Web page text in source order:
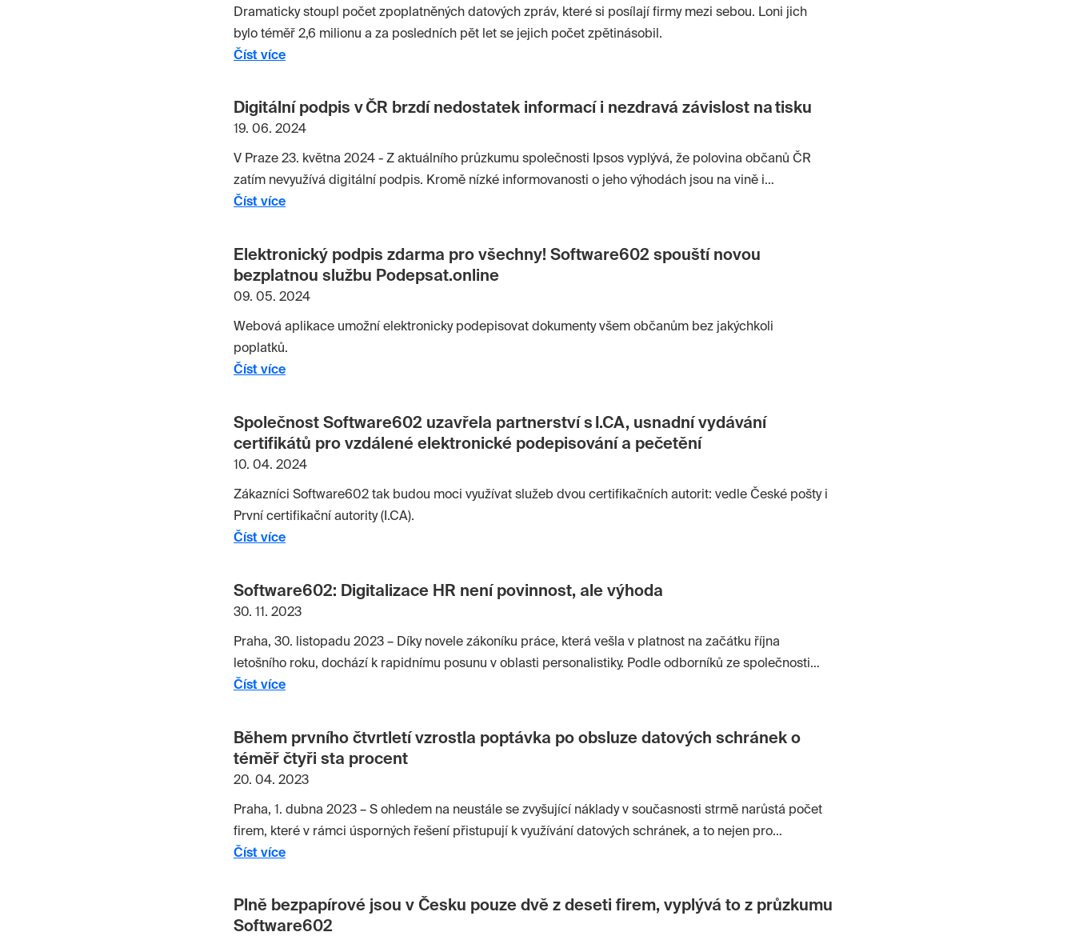
Dramaticky stoupl počet zpoplatněných datových zpráv, které si posílají firmy mezi sebou. Loni jich
bylo téměř 2,6 milionu a za posledních pět let se jejich počet zpětinásobil.
Číst více
Digitální podpis v ČR brzdí nedostatek informací i nezdravá závislost na tisku
19. 06. 2024
V Praze 23. května 2024 - Z aktuálního průzkumu společnosti Ipsos vyplývá, že polovina občanů ČR
zatím nevyužívá digitální podpis. Kromě nízké informovanosti o jeho výhodách jsou na vině i
zakořeněné tradice. Tisku dokumentů, které podpis vyžadují, dává stále přednost bezmála 70 %
jsou jedněmi z důvodů pro spuštění projektu Podepsat.Online. Ten nabízí digitální podpis včetně
klíčových informací a praktických rad zcela zdarma.
Číst více
Elektronický podpis zdarma pro všechny! Software602 spouští novou
bezplatnou službu Podepsat.online
09. 05. 2024
Webová aplikace umožní elektronicky podepisovat dokumenty všem občanům bez jakýchkoli
poplatků.
Číst více
Společnost Software602 uzavřela partnerství s I.CA, usnadní vydávání
certifikátů pro vzdálené elektronické podepisování a pečetění
10. 04. 2024
Zákazníci Software602 tak budou moci využívat služeb dvou certifikačních autorit: vedle České pošty i
První certifikační autority (I.CA).
Číst více
Software602: Digitalizace HR není povinnost, ale výhoda
30. 11. 2023
Praha, 30. listopadu 2023 – Díky novele zákoníku práce, která vešla v platnost na začátku října
letošního roku, dochází k rapidnímu posunu v oblasti personalistiky. Podle odborníků ze společnosti
Software602, která se zaměřuje na digitalizaci dokumentů, přinese tato změna firmám především
mezi zaměstnavatelem a zaměstnancem, včetně pracovních smluv. „Zrychlí se a zjednoduší interní
procesy, zaměstnancům odpadne řada rutinních činností a budou mít více času na jinou,
produktivnější činnost. Firmy tak z dlouhodobého hlediska ušetří i značnou část finančních nákladů,“
Číst více
Během prvního čtvrtletí vzrostla poptávka po obsluze datových schránek o
téměř čtyři sta procent
20. 04. 2023
Praha, 1. dubna 2023 – S ohledem na neustále se zvyšující náklady v současnosti strmě narůstá počet
firem, které v rámci úsporných řešení přistupují k využívání datových schránek, a to nejen pro
komunikaci se státem, ale také pro komunikaci na komerčním trhu. S tím jim pomáhá řada aplikací,
náklady.
Číst více
Plně bezpapírové jsou v Česku pouze dvě z deseti firem, vyplývá to z průzkumu
Software602